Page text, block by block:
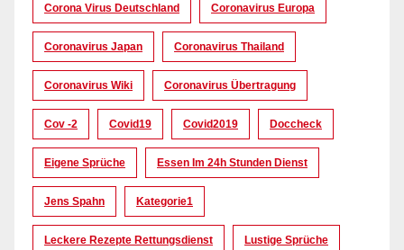
Corona Virus Deutschland Coronavirus Europa
Coronavirus Japan Coronavirus Thailand
Coronavirus Wiki Coronavirus Übertragung
Cov -2 Covid19 Covid2019 Doccheck
Eigene Sprüche Essen Im 24h Stunden Dienst
Jens Spahn Kategorie1
Leckere Rezepte Rettungsdienst Lustige Sprüche